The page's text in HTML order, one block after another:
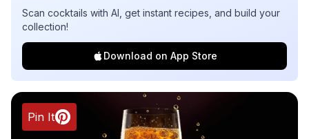
Scan cocktails with AI, get instant recipes, and build your
collection!
Download on App Store
Pin It